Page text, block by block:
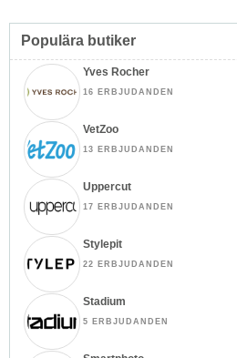
Populära butiker
Yves Rocher
16 ERBJUDANDEN
VetZoo
13 ERBJUDANDEN
Uppercut
17 ERBJUDANDEN
Stylepit
22 ERBJUDANDEN
Stadium
5 ERBJUDANDEN